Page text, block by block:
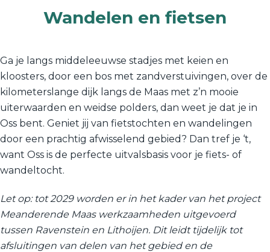
Wandelen en fietsen
Ga je langs middeleeuwse stadjes met keien en
kloosters, door een bos met zandverstuivingen, over de
kilometerslange dijk langs de Maas met z’n mooie
uiterwaarden en weidse polders, dan weet je dat je in
Oss bent. Geniet jij van fietstochten en wandelingen
door een prachtig afwisselend gebied? Dan tref je ‘t,
want Oss is de perfecte uitvalsbasis voor je fiets- of
wandeltocht.
Let op: tot 2029 worden er in het kader van het project
Meanderende Maas werkzaamheden uitgevoerd
tussen Ravenstein en Lithoijen. Dit leidt tijdelijk tot
afsluitingen van delen van het gebied en de